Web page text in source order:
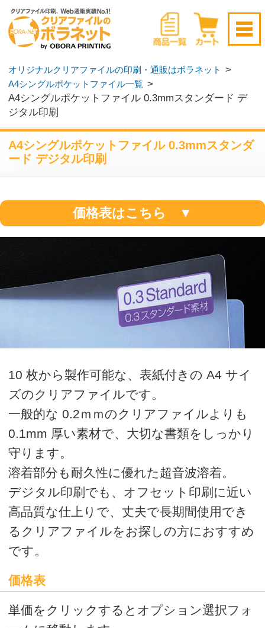
新規会員登録はこちら
ログイン ▶ 無料サンプル請求 ▶
オリジナルクリアファイルの印刷・通販はボラネット
A4シングルポケットファイル 0.3mmスタンダード デ
ジタル印刷
A4シングルポケットファイル 0.3mmスタンダ
ード デジタル印刷
価格表はこちら ▼
10 枚から製作可能な、表紙付きの A4 サイ
ズのクリアファイルです。
一般的な 0.2ｍｍのクリアファイルよりも
0.1mm 厚い素材で、大切な書類をしっかり
デジタル印刷でも、オフセット印刷に近い
るクリアファイルをお探しの方におすすめ
です。
価格表
単価をクリックするとオプション選択フォ
ームに移動します。
す。カート画面にて、ご購入金額の全合計
を計算いたしますので、ご確認ください。
ご確認後、商品の追加、商品の購入、見積
書発行へお進みください。
校正価格表
本番印刷前にイメージを確認されたい方
はこちら
※校正は、量産を必ずご注文いただける
方のみご注文いただける商品です。